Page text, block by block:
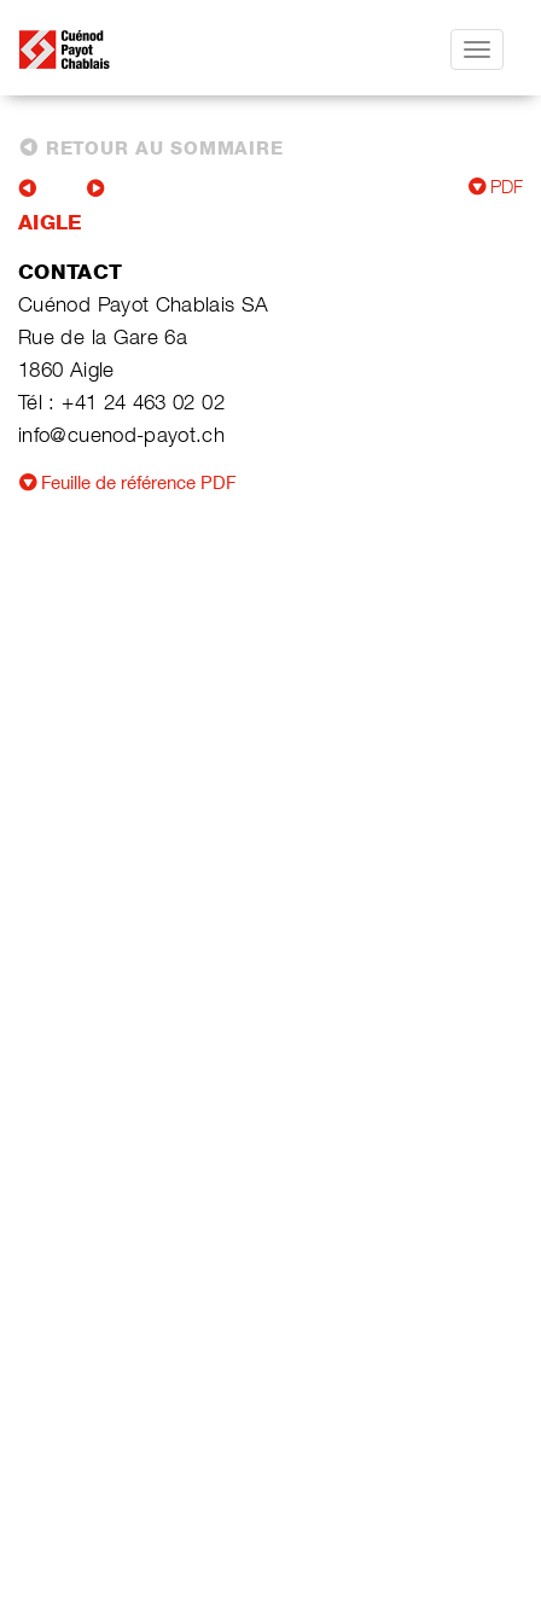
Toggle
RETOUR AU SOMMAIRE
PDF
AIGLE
CONTACT
Cuénod Payot Chablais SA
Rue de la Gare 6a
1860 Aigle
Tél : +41 24 463 02 02
info@cuenod-payot.ch
Feuille de référence PDF